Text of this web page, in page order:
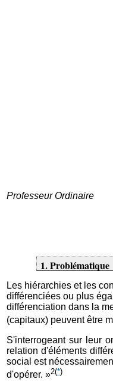
Professeur Ordinaire
1. Problématique
Les hiérarchies et les
différenciées ou plus
différenciation dans la
(capitaux) peuvent être
S'interrogeant sur leur
relation d'éléments
social est
d'opérer. »2(*)